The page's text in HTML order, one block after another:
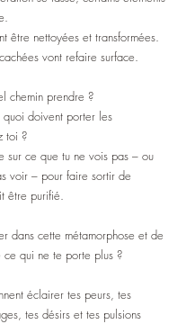
être nettoyées et transformées.
vont refaire surface.
chemin prendre ?
quoi doivent porter les
toi ?
sur ce que tu ne vois pas – ou
voir – pour faire sortir de
être purifié.
dans cette métamorphose et de
qui ne te porte plus ?
éclairer tes peurs, tes
tes désirs et tes pulsions